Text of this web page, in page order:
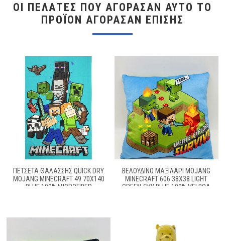
ΟΙ ΠΕΛΆΤΕΣ ΠΟΥ ΑΓΌΡΑΣΑΝ ΑΥΤΌ ΤΟ
ΠΡΟΪΌΝ ΑΓΌΡΑΣΑΝ ΕΠΊΣΗΣ
ΠΕΤΣΈΤΑ ΘΑΛΆΣΣΗΣ QUICK DRY
MOJANG MINECRAFT 49 70X140
BLUE 100% MICROFIBER
ΒΕΛΟΎΔΙΝΟ ΜΑΞΙΛΆΡΙ MOJANG
MINECRAFT 606 38X38 LIGHT
GREEN-SKY BLUE 100% VELBOA